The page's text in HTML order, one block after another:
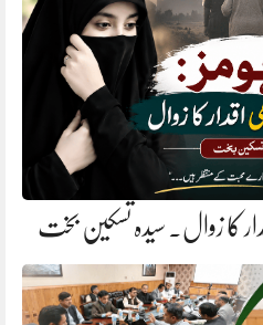
کا زوال. سیدہ تسکین بخت